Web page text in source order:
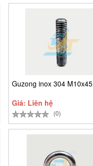
Guzong inox 304 M10x45
Giá: Liên hệ
(0)